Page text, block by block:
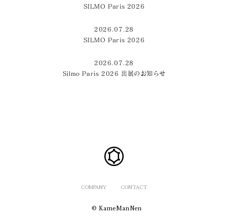
SILMO Paris 2026
2026.07.28
SILMO Paris 2026
2026.07.28
Silmo Paris 2026 出展のお知らせ
COMPANY CONTACT
© KameManNen